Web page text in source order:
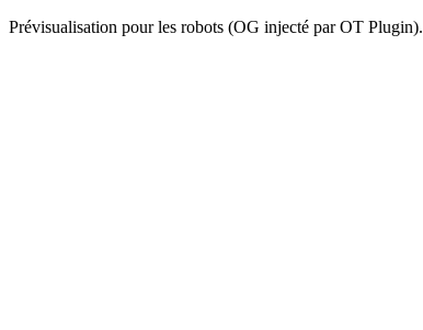
Prévisualisation pour les robots (OG injecté par OT Plugin).